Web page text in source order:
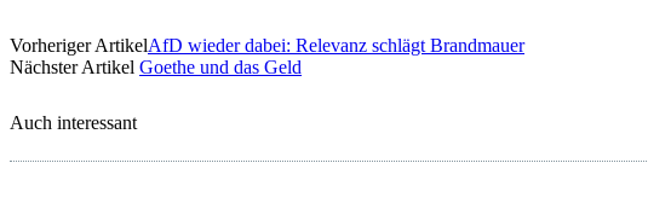
Vorheriger ArtikelAfD wieder dabei: Relevanz schlägt Brandmauer
Nächster Artikel Goethe und das Geld
Auch interessant